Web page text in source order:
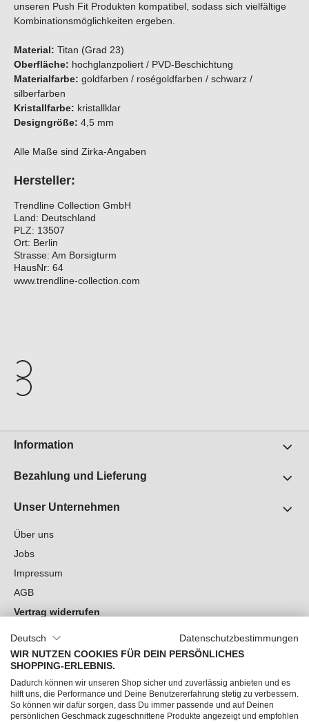
unseren Push Fit Produkten kompatibel, sodass sich vielfältige
Kombinationsmöglichkeiten ergeben.
Material: Titan (Grad 23)
Oberfläche: hochglanzpoliert / PVD-Beschichtung
Materialfarbe: goldfarben / roségoldfarben / schwarz /
silberfarben
Kristallfarbe: kristallklar
Designgröße: 4,5 mm
Alle Maße sind Zirka-Angaben
Hersteller:
Trendline Collection GmbH
Land: Deutschland
PLZ: 13507
Ort: Berlin
Strasse: Am Borsigturm
HausNr: 64
www.trendline-collection.com
Information
Bezahlung und Lieferung
Unser Unternehmen
Über uns
Jobs
Impressum
AGB
Vertrag widerrufen
Cookie-Einstellungen
Du hast Fragen?
Unsere Socials
Deutsch
Datenschutzbestimmungen
WIR NUTZEN COOKIES FÜR DEIN PERSÖNLICHES
SHOPPING-ERLEBNIS.
Dadurch können wir unseren Shop sicher und zuverlässig anbieten und es
hilft uns, die Performance und Deine Benutzererfahrung stetig zu verbessern.
So können wir dafür sorgen, dass Du immer passende und auf Deinen
persönlichen Geschmack zugeschnittene Produkte angezeigt und empfohlen